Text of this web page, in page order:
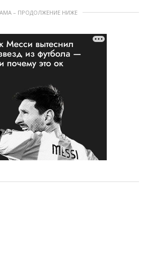
– ПРОДОЛЖЕНИЕ НИЖЕ